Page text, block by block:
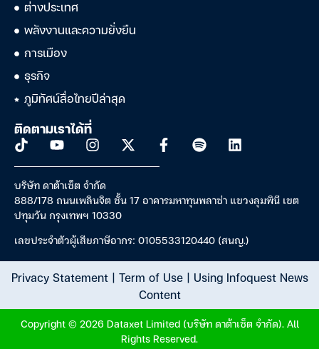
ต่างประเทศ
พลังงานและความยั่งยืน
การเมือง
ธุรกิจ
ภูมิทัศน์สื่อไทยปีล่าสุด
ติดตามเราได้ที่
บริษัท ดาต้าเซ็ต จำกัด
888/178 ถนนเพลินจิต ชั้น 17 อาคารมหาทุนพลาซ่า แขวงลุมพินี เขต
ปทุมวัน กรุงเทพฯ 10330
เลขประจำตัวผู้เสียภาษีอากร: 0105533120440 (สนญ.)
Privacy Statement| Term of Use| Using Infoquest News
Content
Copyright © 2026 Dataxet Limited (บริษัท ดาต้าเซ็ต จำกัด). All
Rights Reserved.